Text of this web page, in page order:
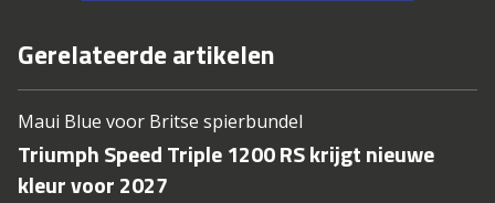
Gerelateerde artikelen
Maui Blue voor Britse spierbundel
Triumph Speed Triple 1200 RS krijgt nieuwe
kleur voor 2027